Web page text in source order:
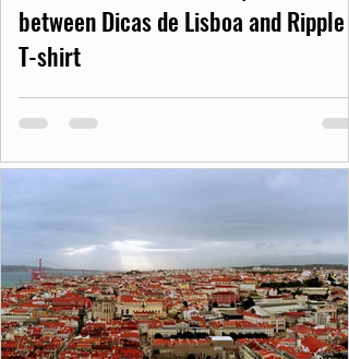
between Dicas de Lisboa and Ripple
T-shirt